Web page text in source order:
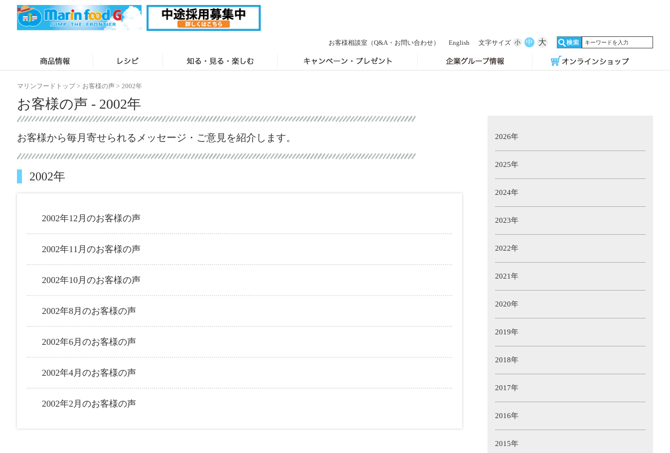
お客様相談室 （Q&A・お問い合わせ） English 文字サイズ 小 中 大
マリンフードトップ> お客様の声> 2002年
お客様の声 - 2002年
お客様から毎月寄せられるメッセージ・ご意見を紹介します。
2002年
2002年12月のお客様の声
2002年11月のお客様の声
2002年10月のお客様の声
2002年8月のお客様の声
2002年6月のお客様の声
2002年4月のお客様の声
2002年2月のお客様の声
2026年
2025年
2024年
2023年
2022年
2021年
2020年
2019年
2018年
2017年
2016年
2015年